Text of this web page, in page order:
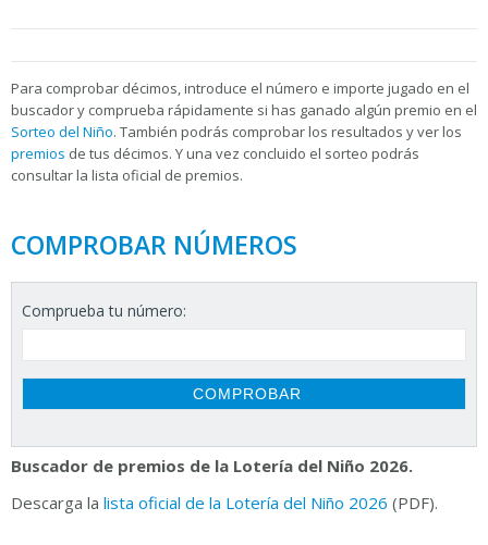
Para comprobar décimos, introduce el número e importe jugado en el
buscador y comprueba rápidamente si has ganado algún premio en el
Sorteo del Niño. También podrás comprobar los resultados y ver los
premios de tus décimos. Y una vez concluido el sorteo podrás
consultar la lista oficial de premios.
COMPROBAR NÚMEROS
Comprueba tu número:
Buscador de premios de la Lotería del Niño 2026.
Descarga la lista oficial de la Lotería del Niño 2026 (PDF).